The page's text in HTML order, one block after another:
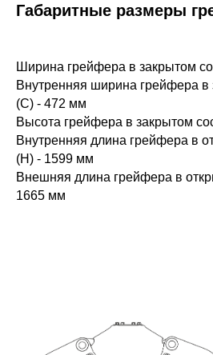
Габаритные размеры
Ширина грейфера в закрытом
Внутренняя ширина грейфера в
(C) - 472 мм
Высота грейфера в закрытом
Внутренняя длина грейфера в
(H) - 1599 мм
Внешняя длина грейфера в
1665 мм